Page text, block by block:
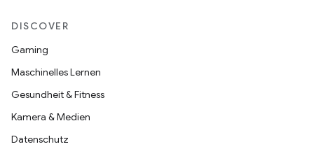
DISCOVER
Gaming
Maschinelles Lernen
Gesundheit & Fitness
Kamera & Medien
Datenschutz